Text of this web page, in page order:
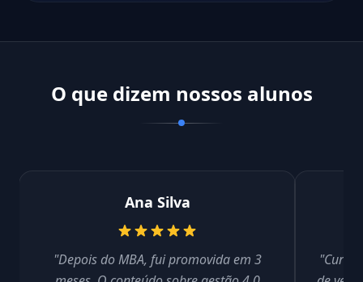
O que dizem nossos alunos
Ana Silva
"Depois do MBA, fui promovida em 3
"Curso